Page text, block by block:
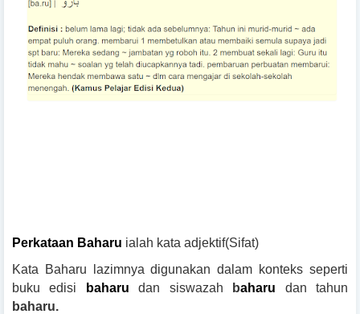
Perkataan Baharu ialah kata adjektif(Sifat)
Kata Baharu lazimnya digunakan dalam konteks seperti
buku edisi
baharu dan siswazah baharu
dan tahun
baharu.